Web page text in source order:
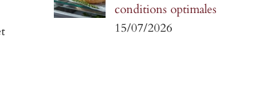
conditions optimales
15/07/2026